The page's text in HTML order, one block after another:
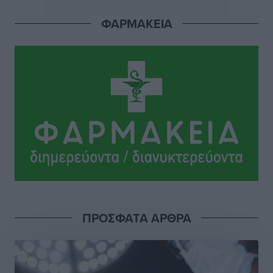
Αθλητικά• πριν 15 ώρες
Ηρακλής Μαριτσών: “Πρώτη” με δύο ακόμα
παρόντες, πάει κανονικά στον Σωτήρα
Ανατροπές στη Δημοτική Επιτροπή Ρόδου μετά την
ανεξαρτητοποίηση του Μιχαήλ Κορδίνα
Σουηδός του!
Χατζηβασιλείου: Προτεραιότητα της ΕΕ η προστασία
ΦΑΡΜΑΚΕΙΑ
ΠΡΟΣΦΑΤΑ ΑΡΘΡΑ